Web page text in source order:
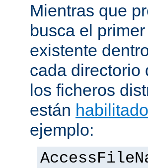
Mientras que
busca el
existente
cada directorio
los ficheros
están
ejemplo: